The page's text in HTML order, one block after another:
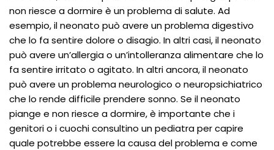
non riesce a dormire è un problema di salute. Ad
esempio, il neonato può avere un problema digestivo
che lo fa sentire dolore o disagio. In altri casi, il neonato
può avere un’allergia o un’intolleranza alimentare che lo
fa sentire irritato o agitato. In altri ancora, il neonato
può avere un problema neurologico o neuropsichiatrico
che lo rende difficile prendere sonno. Se il neonato
piange e non riesce a dormire, è importante che i
genitori o i cuochi consultino un pediatra per capire
quale potrebbe essere la causa del problema e come